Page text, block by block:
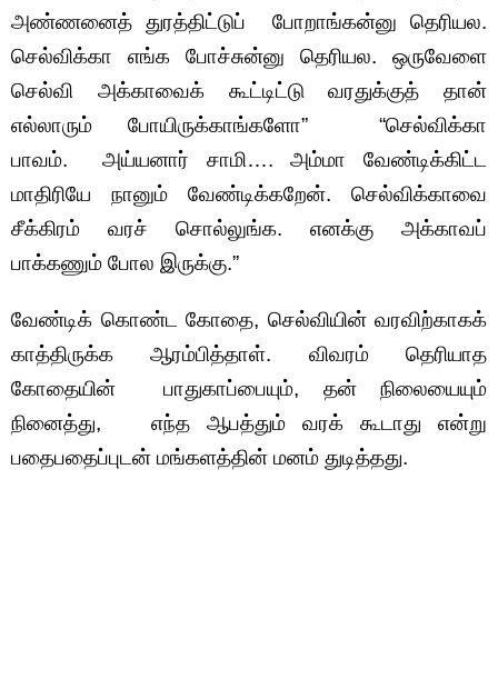
அண்ணனைத் துரத்திட்டுப் போறாங்கன்னு தெரியல.
செல்விக்கா எங்க போச்சுன்னு தெரியல. ஒருவேளை
செல்வி அக்காவைக் கூட்டிட்டு வரதுக்குத் தான்
எல்லாரும் போயிருக்காங்களோ” “செல்விக்கா
பாவம். அய்யனார் சாமி…. அம்மா வேண்டிக்கிட்ட
மாதிரியே நானும் வேண்டிக்கறேன். செல்விக்காவை
சீக்கிரம் வரச் சொல்லுங்க. எனக்கு அக்காவப்
பாக்கணும் போல இருக்கு.”
வேண்டிக் கொண்ட கோதை, செல்வியின் வரவிற்காகக்
காத்திருக்க ஆரம்பித்தாள். விவரம் தெரியாத
கோதையின் பாதுகாப்பையும், தன் நிலையையும்
நினைத்து, எந்த ஆபத்தும் வரக் கூடாது என்று
பதைபதைப்புடன் மங்களத்தின் மனம் துடித்தது.